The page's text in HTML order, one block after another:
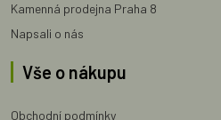
Kamenná prodejna Praha 8
Napsali o nás
Vše o nákupu
Obchodní podmínky